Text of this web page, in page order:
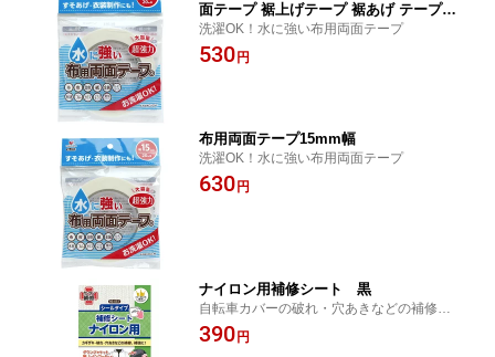
面テープ 裾上げテープ 裾あげ テープ
手芸用品 ハンドメイド 超強力 布用両面
テープ 洗える 手芸 皮 革 衣装 カーテン
洗濯OK！水に強い布用両面テープ
530 円
布用両面テープ15mm幅
洗濯OK！水に強い布用両面テープ
630 円
ナイロン用補修シート 黒
自転車カバーの破れ・穴あきなどの補修、
補強に使えます！
390 円